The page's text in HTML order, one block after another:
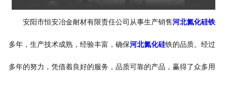
安阳市恒安冶金耐材有限责任公司从事生产销售河北氮化硅铁
多年，生产技术成熟，经验丰富，确保河北氮化硅铁的品质。经过
多年的努力，凭借着良好的服务，品质可靠的产品，赢得了众多用